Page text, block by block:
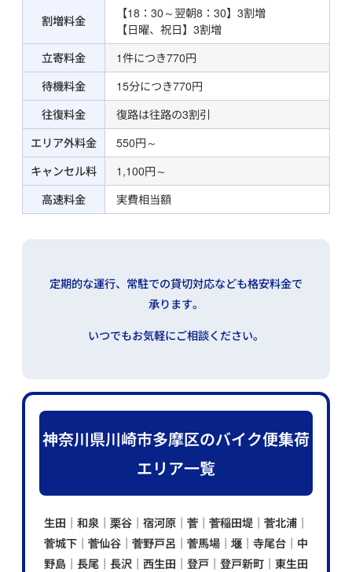
割増料金
【18：30～翌朝8：30】3割増
【日曜、祝日】3割増
立寄料金
1件につき770円
待機料金
15分につき770円
往復料金
復路は往路の3割引
エリア外料金
550円～
キャンセル料
1,100円～
高速料金
実費相当額
定期的な運行、常駐での貸切対応なども格安料金で
承ります。
いつでもお気軽にご相談ください。
神奈川県川崎市多摩区のバイク便集荷
エリア一覧
生田｜和泉｜栗谷｜宿河原｜菅｜菅稲田堤｜菅北浦｜
菅城下｜菅仙谷｜菅野戸呂｜菅馬場｜堰｜寺尾台｜中
野島｜長尾｜長沢｜西生田｜登戸｜登戸新町｜東生田